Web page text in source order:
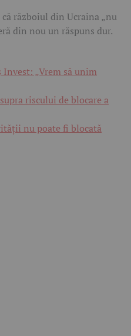
războiul din Ucraina „nu
din nou un răspuns dur.
„Vrem să unim
riscului de blocare a
nu poate fi blocată